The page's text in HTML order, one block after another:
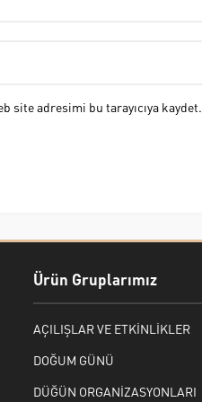
site adresimi bu tarayıcıya kaydet.
Ürün Gruplarımız
AÇILIŞLAR VE ETKİNLİKLER
DOĞUM GÜNÜ
DÜĞÜN ORGANİZASYONLARI